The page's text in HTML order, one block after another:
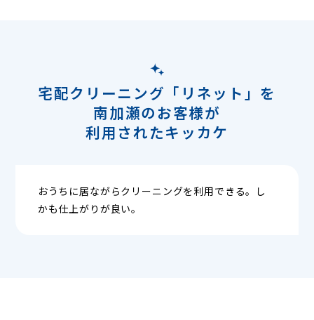
宅配クリーニング「リネット」を
南加瀬のお客様が
利用されたキッカケ
おうちに居ながらクリーニングを利用できる。し
かも仕上がりが良い。